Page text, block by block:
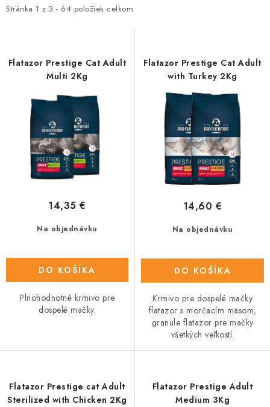
HLODAVCE
HOSPODÁRSKE ZVIERATÁ
DEZINFEKČNÉ PROSTRIEDKY
VONKAJŠIE VTÁCTVO
GELOREN KĽBOVÁ VÝŽIVA
Kontakty Predajňa Bonusový program
i
r
Stránka 1 z 3 - 64 položiek celkom
e
e
Flatazor Prestige Cat Adult
Multi 2Kg
Na objednávku
14,35 €
DO KOŠÍKA
Plnohodnotné krmivo pre
dospelé mačky.
Flatazor Prestige Cat Adult
with Turkey 2Kg
Na objednávku
14,60 €
DO KOŠÍKA
Krmivo pre dospelé mačky
flatazor s morčacím mäsom,
granule flatazor pre mačky
všetkých veľkostí.
Flatazor Prestige cat Adult
Sterilized with Chicken 2Kg
Flatazor Prestige Adult
Medium 3Kg